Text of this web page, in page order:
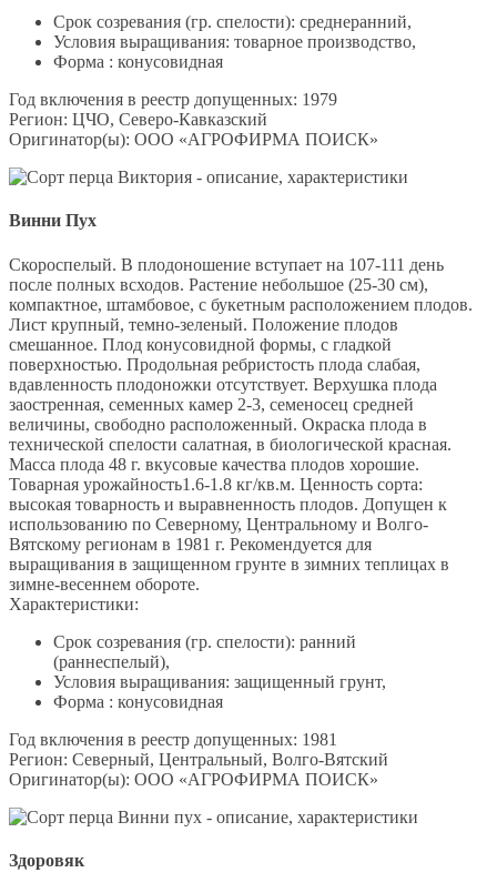
Срок созревания (гр. спелости): среднеранний,
Условия выращивания: товарное производство,
Форма : конусовидная
Год включения в реестр допущенных: 1979
Регион: ЦЧО, Северо-Кавказский
Оригинатор(ы): ООО «АГРОФИРМА ПОИСК»
Винни Пух
Скороспелый. В плодоношение вступает на 107-111 день
после полных всходов. Растение небольшое (25-30 см),
компактное, штамбовое, с букетным расположением плодов.
Лист крупный, темно-зеленый. Положение плодов
смешанное. Плод конусовидной формы, с гладкой
поверхностью. Продольная ребристость плода слабая,
вдавленность плодоножки отсутствует. Верхушка плода
заостренная, семенных камер 2-3, семеносец средней
величины, свободно расположенный. Окраска плода в
технической спелости салатная, в биологической красная.
Масса плода 48 г. вкусовые качества плодов хорошие.
Товарная урожайность1.6-1.8 кг/кв.м. Ценность сорта:
высокая товарность и выравненность плодов. Допущен к
использованию по Северному, Центральному и Волго-
Вятскому регионам в 1981 г. Рекомендуется для
выращивания в защищенном грунте в зимних теплицах в
зимне-весеннем обороте.
Характеристики:
Срок созревания (гр. спелости): ранний
(раннеспелый),
Условия выращивания: защищенный грунт,
Форма : конусовидная
Год включения в реестр допущенных: 1981
Регион: Северный, Центральный, Волго-Вятский
Оригинатор(ы): ООО «АГРОФИРМА ПОИСК»
Здоровяк